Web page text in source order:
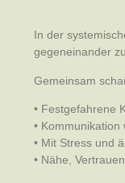
In der
gegeneinander
Gemeinsam
• Festgefahrene
•
• Mit Stress und
• Nähe,